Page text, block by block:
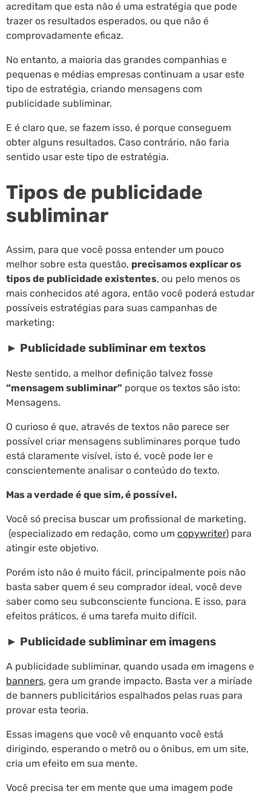
acreditam que esta não é uma estratégia que pode
trazer os resultados esperados, ou que não é
comprovadamente eficaz.
No entanto, a maioria das grandes companhias e
pequenas e médias empresas continuam a usar este
tipo de estratégia, criando mensagens com
publicidade subliminar.
E é claro que, se fazem isso, é porque conseguem
obter alguns resultados. Caso contrário, não faria
sentido usar este tipo de estratégia.
Tipos de publicidade
subliminar
Assim, para que você possa entender um pouco
melhor sobre esta questão, precisamos explicar os
tipos de publicidade existentes, ou pelo menos os
mais conhecidos até agora, então você poderá estudar
possíveis estratégias para suas campanhas de
marketing:
► Publicidade subliminar em textos
Neste sentido, a melhor definição talvez fosse
“mensagem subliminar” porque os textos são isto:
Mensagens.
O curioso é que, através de textos não parece ser
possível criar mensagens subliminares porque tudo
está claramente visível, isto é, você pode ler e
conscientemente analisar o conteúdo do texto.
Mas a verdade é que sim, é possível.
Você só precisa buscar um profissional de marketing,
(especializado em redação, como um copywriter) para
atingir este objetivo.
Porém isto não é muito fácil, principalmente pois não
basta saber quem é seu comprador ideal, você deve
saber como seu subconsciente funciona. E isso, para
efeitos práticos, é uma tarefa muito difícil.
► Publicidade subliminar em imagens
A publicidade subliminar, quando usada em imagens e
banners, gera um grande impacto. Basta ver a miríade
de banners publicitários espalhados pelas ruas para
provar esta teoria.
Essas imagens que você vê enquanto você está
dirigindo, esperando o metrô ou o ônibus, em um site,
cria um efeito em sua mente.
Você precisa ter em mente que uma imagem pode